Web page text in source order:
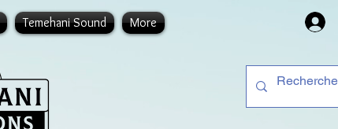
Temehani Sound More